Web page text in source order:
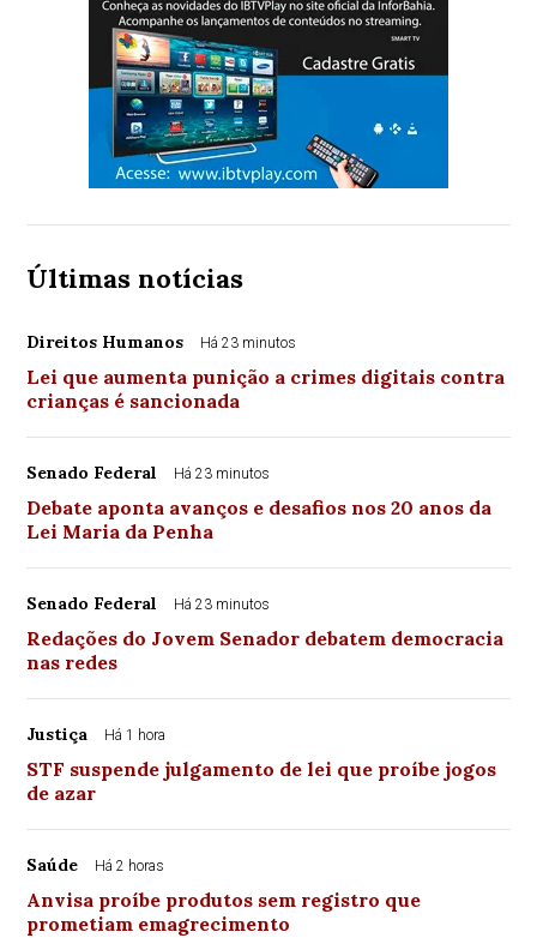
Últimas notícias
Direitos Humanos Há 23 minutos
Lei que aumenta punição a crimes digitais contra
crianças é sancionada
Senado Federal Há 23 minutos
Debate aponta avanços e desafios nos 20 anos da
Lei Maria da Penha
Senado Federal Há 23 minutos
Redações do Jovem Senador debatem democracia
nas redes
Justiça Há 1 hora
STF suspende julgamento de lei que proíbe jogos
de azar
Saúde Há 2 horas
Anvisa proíbe produtos sem registro que
prometiam emagrecimento